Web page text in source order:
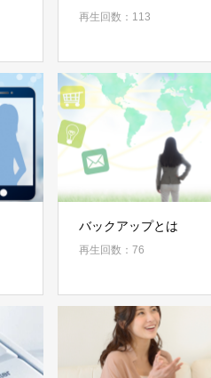
再生回数：113
バックアップとは
再生回数：76